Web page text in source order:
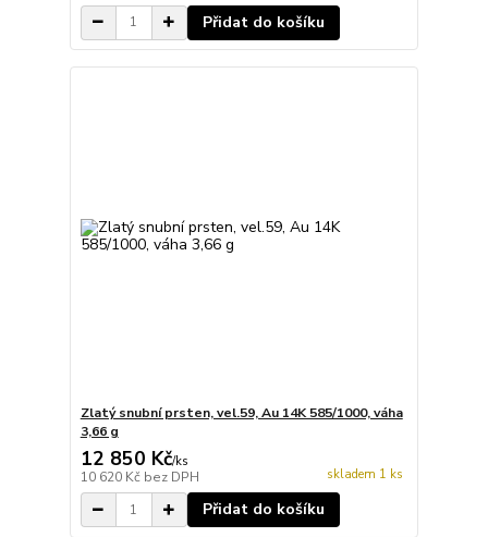
Přidat do košíku
Zlatý snubní prsten, vel.59, Au 14K 585/1000, váha
3,66 g
12 850 Kč/ks
10 620 Kč bez DPH skladem 1 ks
Přidat do košíku